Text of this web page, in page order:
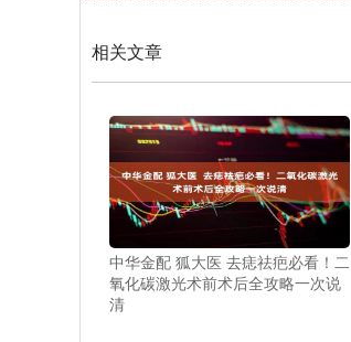
相关文章
中华金配 狐大医 去痣祛疤必看！二
氧化碳激光术前术后全攻略一次说
清